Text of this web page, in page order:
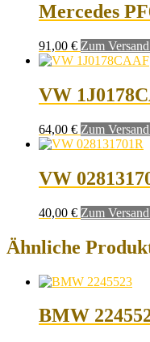
Mercedes
91,00 € Zum
VW
64,00 € Zum
VW
40,00 € Zum
Ähnliche
BMW